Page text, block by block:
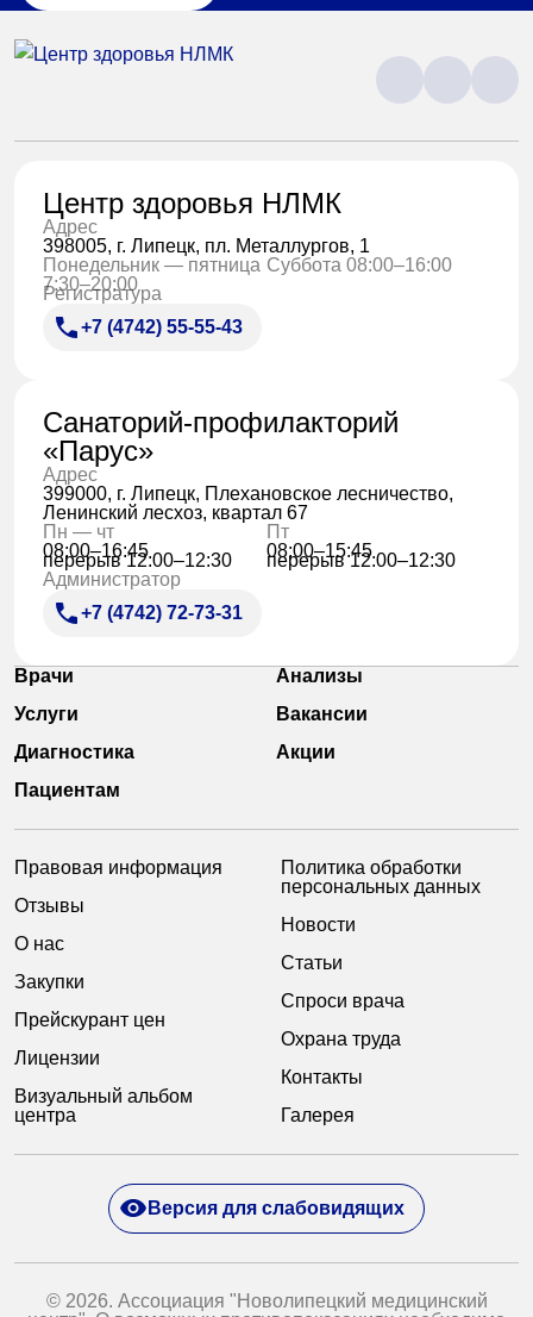
Центр здоровья НЛМК
Адрес
398005, г. Липецк, пл. Металлургов, 1
Понедельник — пятница
7:30–20:00
Суббота 08:00–16:00
Регистратура
+7 (4742) 55-55-43
Санаторий-профилакторий
«Парус»
Адрес
399000, г. Липецк, Плехановское лесничество,
Ленинский лесхоз, квартал 67
Пн — чт
08:00–16:45
перерыв 12:00–12:30
Пт
08:00–15:45
перерыв 12:00–12:30
Администратор
+7 (4742) 72-73-31
Врачи
Анализы
Услуги
Вакансии
Диагностика
Акции
Пациентам
Правовая информация
Отзывы
О нас
Закупки
Прейскурант цен
Лицензии
Визуальный альбом
центра
Политика обработки
персональных данных
Новости
Статьи
Спроси врача
Охрана труда
Контакты
Галерея
© 2026. Ассоциация "Новолипецкий медицинский
Версия для слабовидящих